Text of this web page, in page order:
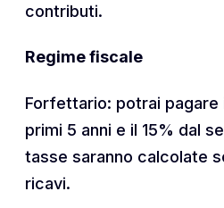
contributi.
Regime fiscale
Forfettario: potrai pagare
primi 5 anni e il 15% dal
tasse saranno calcolate
ricavi.